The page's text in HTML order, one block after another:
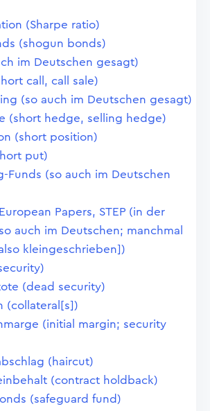
(Sharpe ratio)
(shogun bonds)
im Deutschen gesagt)
call, call sale)
(so auch im Deutschen gesagt)
(short hedge, selling hedge)
(short position)
put)
Funds (so auch im Deutschen
Papers, STEP (in der
auch im Deutschen; manchmal
kleingeschrieben])
(dead security)
(collateral[s])
(initial margin; security
(haircut)
(contract holdback)
(safeguard fund)